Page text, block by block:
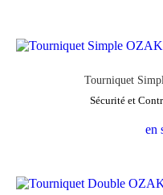
Tourniquet
Sécurité et
en